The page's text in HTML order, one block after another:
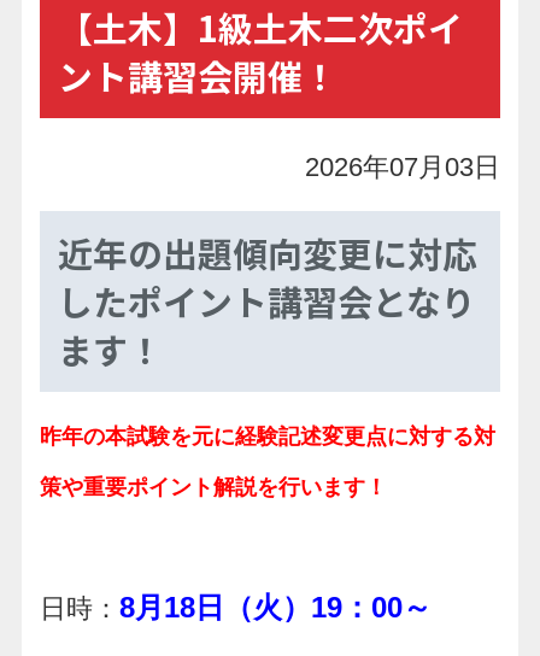
【土木】1級土木二次ポイ
ント講習会開催！
2026年07月03日
近年の出題傾向変更に対応
したポイント講習会となり
ます！
昨年の本試験を元に経験記述変更点に対する対
策や重要ポイント解説を行います！
日時： 8月18日（火）19：00～